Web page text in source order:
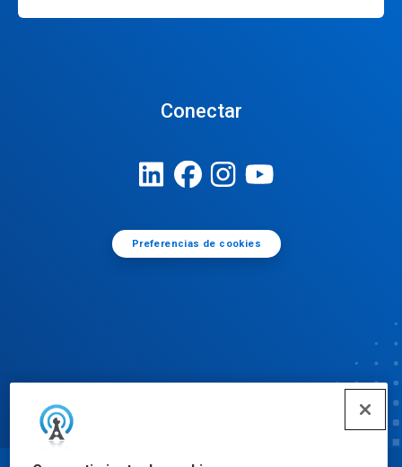
Conectar
Preferencias de cookies